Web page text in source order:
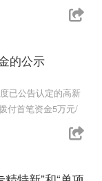
的公示
已公告认定的高新
付首笔资金5万元/